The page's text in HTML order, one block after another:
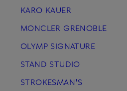
KARO KAUER
MONCLER GRENOBLE
OLYMP SIGNATURE
STAND STUDIO
STROKESMAN'S